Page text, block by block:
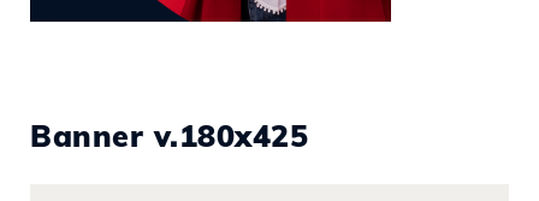
Banner v.180x425